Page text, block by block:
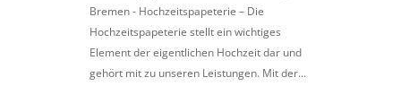
Bremen - Hochzeitspapeterie – Die
Hochzeitspapeterie stellt ein wichtiges
Element der eigentlichen Hochzeit dar und
gehört mit zu unseren Leistungen. Mit der...